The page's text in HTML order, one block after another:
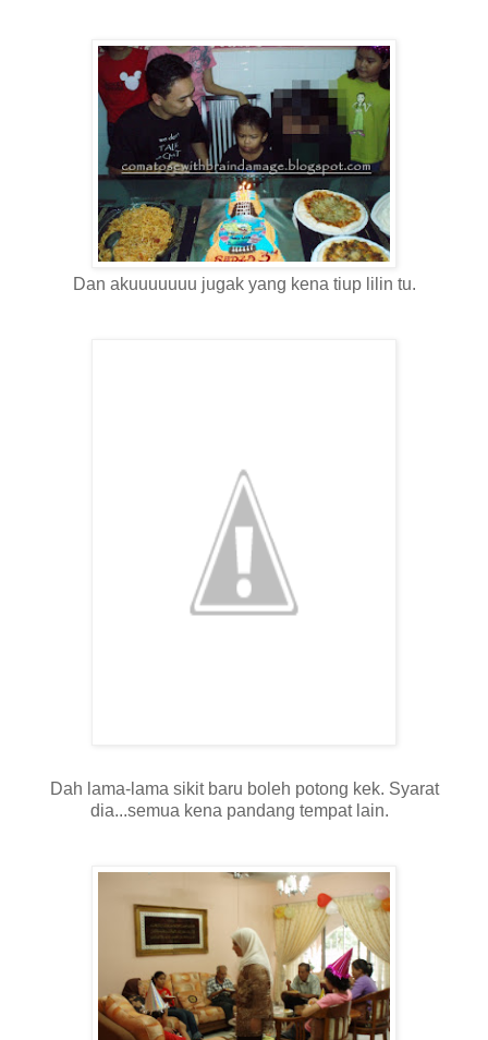
Dan akuuuuuuu jugak yang kena tiup lilin tu.
Dah lama-lama sikit baru boleh potong kek. Syarat
dia...semua kena pandang tempat lain.